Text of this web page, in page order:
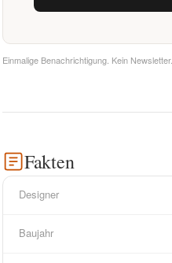
Einmalige Benachrichtigung. Kein Newsletter.
Fakten
Designer
Baujahr